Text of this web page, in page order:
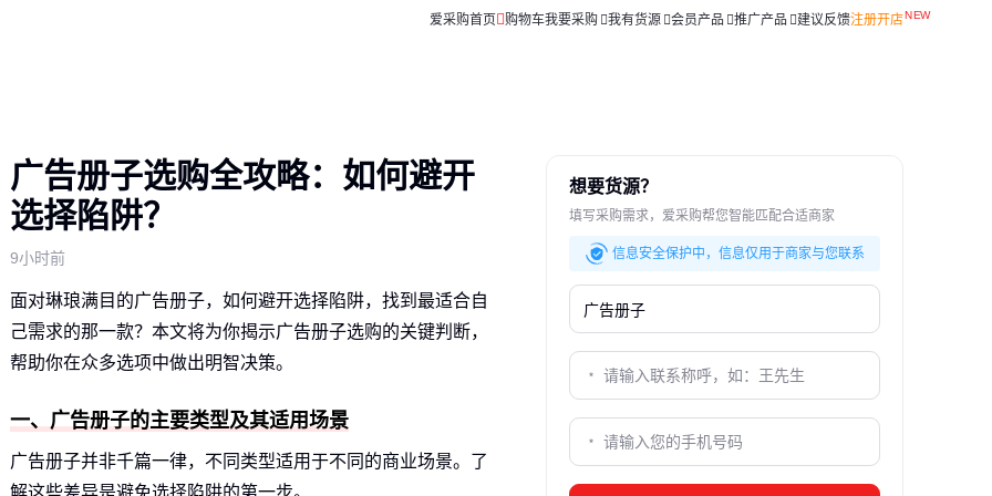
爱采购首页 购物车我要采购 我有货源 会员产品 推广产品 建议反馈注册开店
广告册子选购全攻略：如何避开
选择陷阱？
9小时前
面对琳琅满目的广告册子，如何避开选择陷阱，找到最适合自
己需求的那一款？本文将为你揭示广告册子选购的关键判断，
帮助你在众多选项中做出明智决策。
一、广告册子的主要类型及其适用场景
广告册子并非千篇一律，不同类型适用于不同的商业场景。了
解这些差异是避免选择陷阱的第一步。
想要货源？
填写采购需求，爱采购帮您智能匹配合适商家
信息安全保护中，信息仅用于商家与您联系